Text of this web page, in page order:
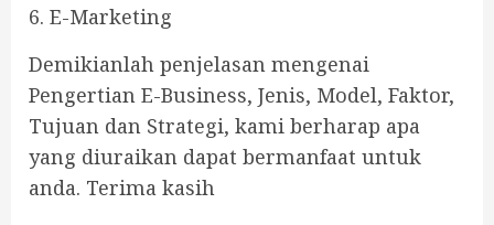
6. E-Marketing
Demikianlah penjelasan mengenai
Pengertian E-Business, Jenis, Model, Faktor,
Tujuan dan Strategi, kami berharap apa
yang diuraikan dapat bermanfaat untuk
anda. Terima kasih